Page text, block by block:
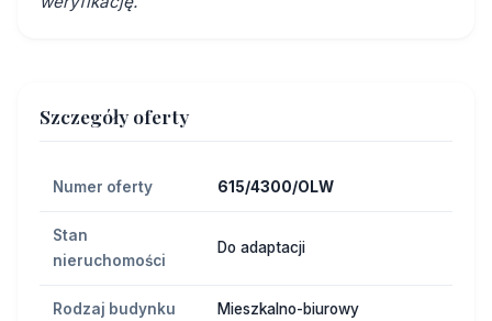
Szczegóły oferty
Numer oferty 615/4300/OLW
Stan
nieruchomości
Do adaptacji
Rodzaj budynku Mieszkalno-biurowy